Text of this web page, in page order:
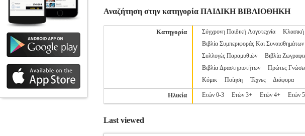
Αναζήτηση στην κατηγορία ΠΑΙΔΙΚΗ ΒΙΒΛΙΟΘΗΚΗ
Κατηγορία Σύγχρονη Παιδική Λογοτεχνία Κλασική
Βιβλία Συμπεριφοράς Και Συναισθημάτων
Συλλογές Παραμυθιών
Βιβλία
Βιβλία Δραστηριοτήτων
Πρώτες
Κόμικ
Ποίηση Τέχνες Διάφορα
Ηλικία Ετών 0-3 Ετών 3+ Ετών 4+ Ετών
Last viewed